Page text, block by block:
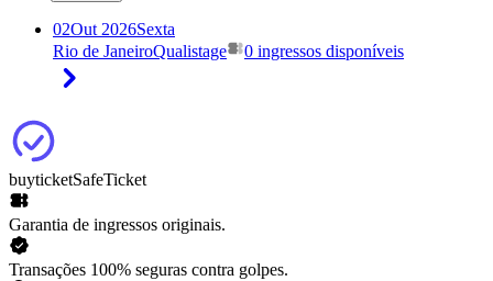
02Out 2026Sexta
Rio de JaneiroQualistage 0 ingressos disponíveis
buyticketSafeTicket
Garantia de ingressos originais.
Transações 100% seguras contra golpes.